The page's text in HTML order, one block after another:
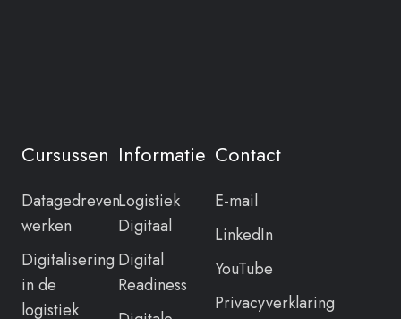
Cursussen
Datagedreven
werken
Digitalisering
in de
logistiek
Informatie
Logistiek
Digitaal
Digital
Readiness
Contact
E-mail
LinkedIn
YouTube
Privacyverklaring